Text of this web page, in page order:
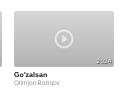
2024
Go'zalsan
Olimjon Roziqov